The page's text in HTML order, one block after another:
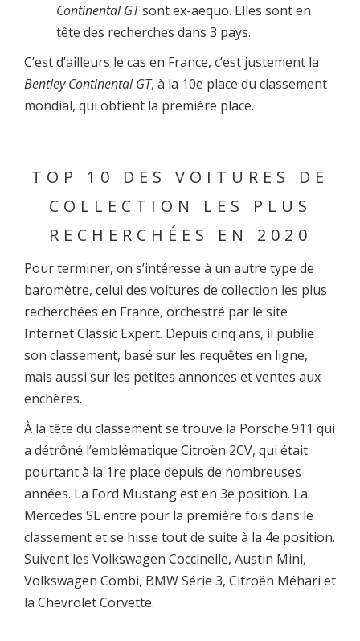
Continental GTsont ex-aequo. Elles sont en
tête des recherches dans 3 pays.
C’est d’ailleurs le cas en France, c’est justement la
Bentley Continental GT, à la 10e place du classement
mondial, qui obtient la première place.
TOP 10 DES VOITURES DE
COLLECTION LES PLUS
RECHERCHÉES EN 2020
Pour terminer, on s’intéresse à un autre type de
baromètre, celui des voitures de collection les plus
recherchées en France, orchestré par le site
Internet Classic Expert. Depuis cinq ans, il publie
son classement, basé sur les requêtes en ligne,
mais aussi sur les petites annonces et ventes aux
enchères.
À la tête du classement se trouve la Porsche 911 qui
a détrôné l’emblématique Citroën 2CV, qui était
pourtant à la 1re place depuis de nombreuses
années. La Ford Mustang est en 3e position. La
Mercedes SL entre pour la première fois dans le
classement et se hisse tout de suite à la 4e position.
Suivent les Volkswagen Coccinelle, Austin Mini,
Volkswagen Combi, BMW Série 3, Citroën Méhari et
la Chevrolet Corvette.